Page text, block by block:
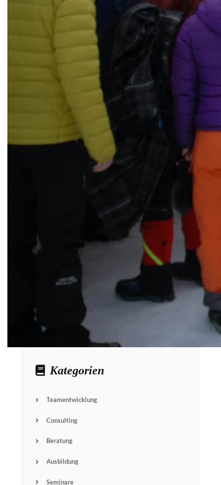
Kategorien
Teamentwicklung
Consulting
Beratung
Ausbildung
Seminare